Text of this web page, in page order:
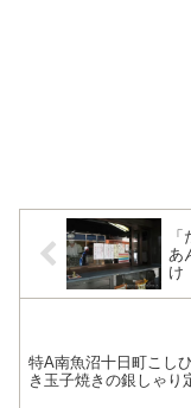
あ
け
特A南魚沼十日町こし
き玉子焼きの銀しゃり